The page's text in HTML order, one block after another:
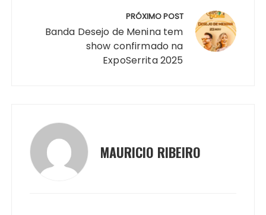
PRÓXIMO POST
Banda Desejo de Menina tem
show confirmado na
ExpoSerrita 2025
MAURICIO RIBEIRO